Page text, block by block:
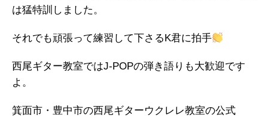
は猛特訓しました。
それでも頑張って練習して下さるK君に拍手
西尾ギター教室ではJ-POPの弾き語りも大歓迎です
よ。
箕面市・豊中市の西尾ギターウクレレ教室の公式